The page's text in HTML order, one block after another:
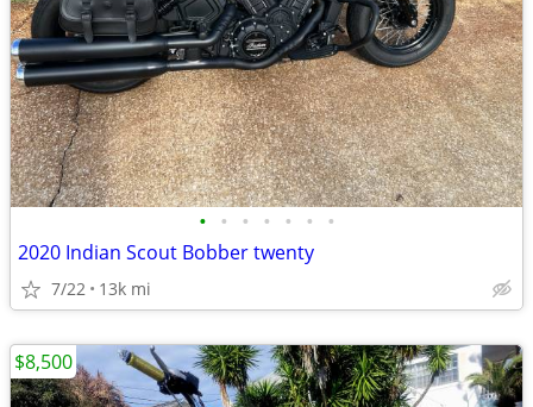
• • • • • • •
2020 Indian Scout Bobber twenty
7/22 13k mi
$8,500